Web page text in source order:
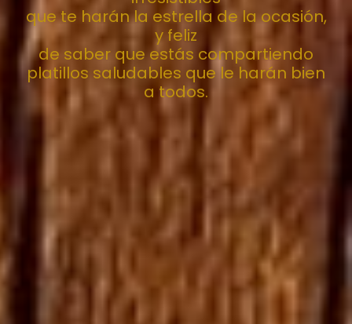
que te harán la estrella de la ocasión,
y feliz
de saber que estás compartiendo
platillos saludables que le harán bien
a todos.